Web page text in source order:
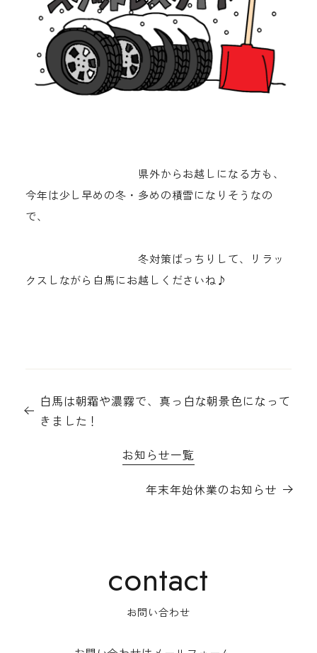
県外からお越しになる方も、
今年は少し早めの冬・多めの積雪になりそうなの
で、
冬対策ばっちりして、リラッ
クスしながら白馬にお越しくださいね♪
白馬は朝霜や濃霧で、真っ白な朝景色になって
きました！
お知らせ一覧
年末年始休業のお知らせ
お問い合わせ